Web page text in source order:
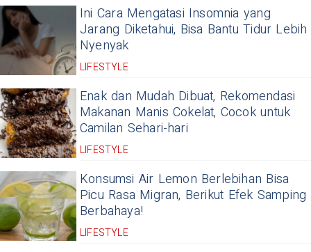
Ini Cara Mengatasi Insomnia yang
Jarang Diketahui, Bisa Bantu Tidur Lebih
Nyenyak
LIFESTYLE
Enak dan Mudah Dibuat, Rekomendasi
Makanan Manis Cokelat, Cocok untuk
Camilan Sehari-hari
LIFESTYLE
Konsumsi Air Lemon Berlebihan Bisa
Picu Rasa Migran, Berikut Efek Samping
Berbahaya!
LIFESTYLE